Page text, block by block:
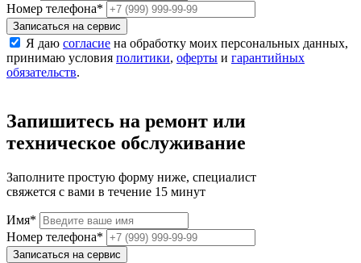
Номер телефона*
Записаться на сервис
Я даю согласие на обработку моих персональных данных,
принимаю условия политики, оферты и гарантийных
обязательств.
Запишитесь на ремонт или
техническое обслуживание
Заполните простую форму ниже, специалист
свяжется с вами в течение 15 минут
Имя*
Номер телефона*
Записаться на сервис